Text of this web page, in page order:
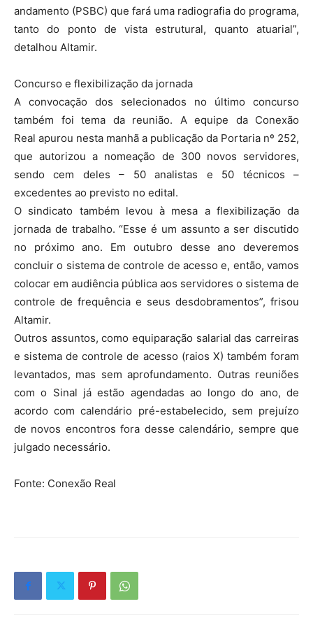
andamento (PSBC) que fará uma radiografia do programa,
tanto do ponto de vista estrutural, quanto atuarial”,
detalhou Altamir.
Concurso e flexibilização da jornada
A convocação dos selecionados no último concurso
também foi tema da reunião. A equipe da Conexão
Real apurou nesta manhã a publicação da Portaria nº 252,
que autorizou a nomeação de 300 novos servidores,
sendo cem deles – 50 analistas e 50 técnicos –
excedentes ao previsto no edital.
O sindicato também levou à mesa a flexibilização da
jornada de trabalho. “Esse é um assunto a ser discutido
no próximo ano. Em outubro desse ano deveremos
concluir o sistema de controle de acesso e, então, vamos
colocar em audiência pública aos servidores o sistema de
controle de frequência e seus desdobramentos”, frisou
Altamir.
Outros assuntos, como equiparação salarial das carreiras
e sistema de controle de acesso (raios X) também foram
levantados, mas sem aprofundamento. Outras reuniões
com o Sinal já estão agendadas ao longo do ano, de
acordo com calendário pré-estabelecido, sem prejuízo
de novos encontros fora desse calendário, sempre que
julgado necessário.
Fonte: Conexão Real